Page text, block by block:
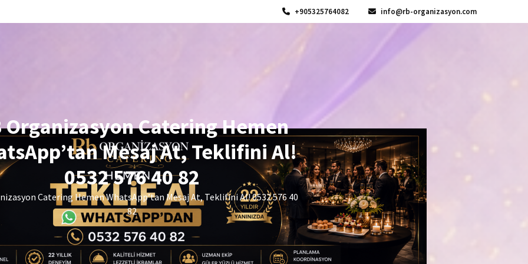
+905325764082 info@rb-organizasyon.com
Organizasyon Catering Hemen
Mesaj At, Teklifini Al!
0532 576 40 82
Catering Hemen WhatsApp’tan Mesaj At, Teklifini Al! 0532 576 40
82